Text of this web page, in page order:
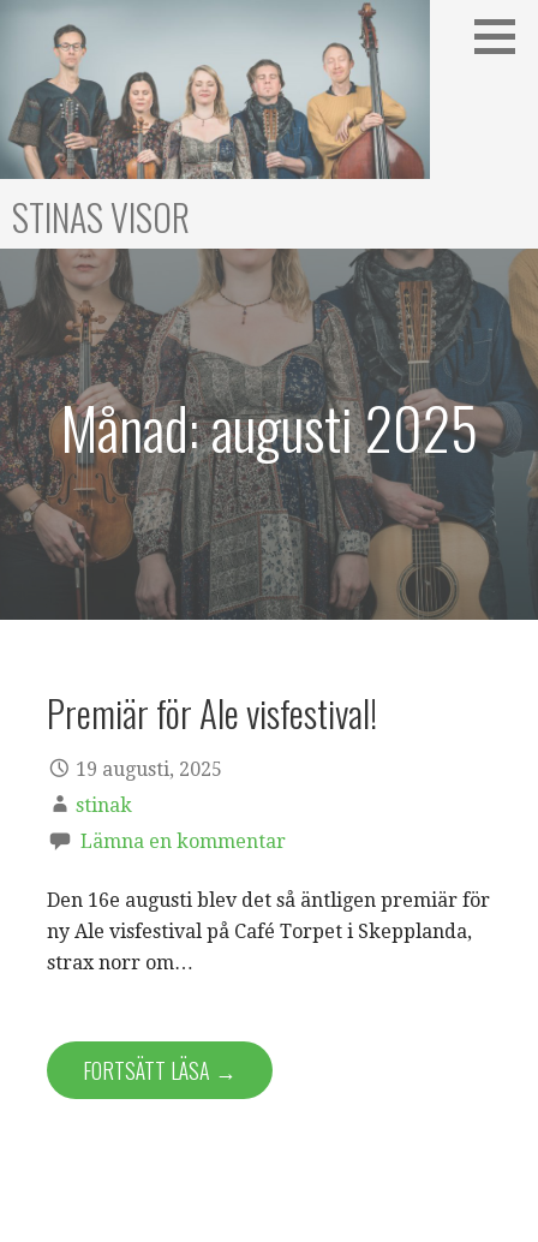
innehåll
STINAS VISOR
Månad: augusti 2025
Premiär för Ale visfestival!
19 augusti, 2025
stinak
Lämna en kommentar
Den 16e augusti blev det så äntligen premiär för
ny Ale visfestival på Café Torpet i Skepplanda,
strax norr om…
FORTSÄTT LÄSA →